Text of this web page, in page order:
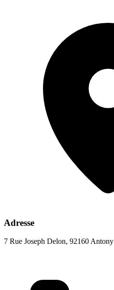
Adresse
7 Rue Joseph Delon, 92160 Antony